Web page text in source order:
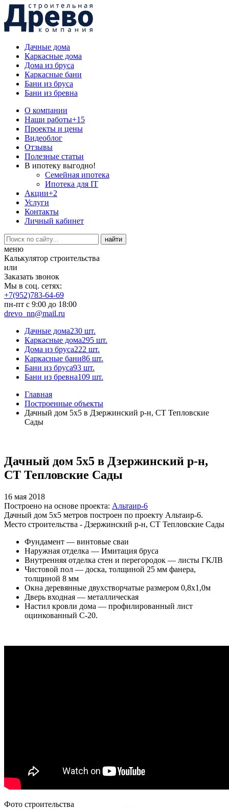
Дачные дома
Каркасные дома
Дома из бруса
Каркасные бани
Бани из бруса
Бани из бревна
О компании
Наши работы+15
Проекты и цены
Видеоблог
Отзывы
Полезные статьи
В ипотеку выгодно!
Семейная ипотека
Ипотека для IT
Акции+2
Услуги
Контакты
Личный кабинет
меню
Калькулятор строительства
или
Заказать звонок
Мы в соц. сетях:
+7(952)783-64-69
пн-пт с 9:00 до 18:00
drevo_nn@mail.ru
Дачные дома230 шт.
Каркасные дома295 шт.
Дома из бруса222 шт.
Каркасные бани86 шт.
Бани из бруса93 шт.
Бани из бревна109 шт.
Главная
Построенные объекты
Дачный дом 5х5 в Дзержинский р-н, СТ Тепловские
Сады
Дачный дом 5х5 в Дзержинский р-н,
СТ Тепловские Сады
16 мая 2018
Построено на основе проекта: Альтаир-6
Дачный дом 5х5 метров построен по проекту Альтаир-6.
Место строительства - Дзержинский р-н, СТ Тепловские Сады
Фундамент — винтовые сваи
Наружная отделка — Имитация бруса
Внутренняя отделка стен и перегородок — листы ГКЛВ
Чистовой пол — доска, толщиной 25 мм фанера,
толщиной 8 мм
Окна деревянные двухстворчатые размером 0,8х1,0м
Дверь входная — металлическая
Настил кровли дома — профилированный лист
оцинкованный С-20.
Фото строительства